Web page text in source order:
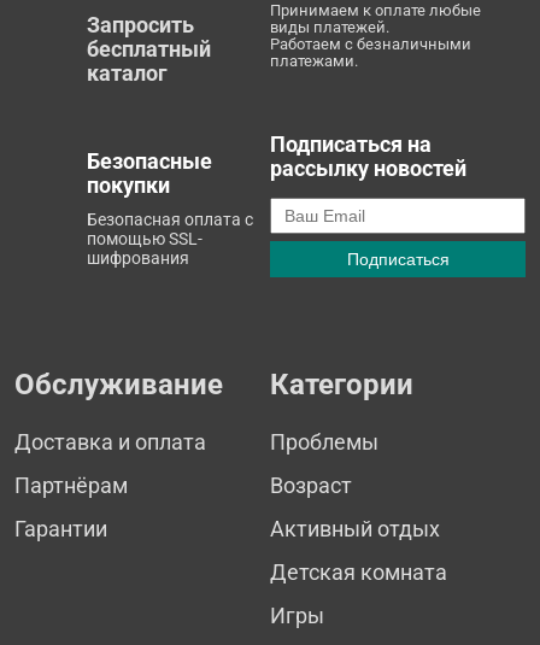
Запросить
бесплатный
каталог
Принимаем к оплате любые
виды платежей.
Работаем с безналичными
платежами.
Безопасные
покупки
Безопасная оплата с
помощью SSL-
шифрования
Подписаться на
рассылку новостей
Обслуживание
Доставка и оплата
Партнёрам
Гарантии
Категории
Проблемы
Возраст
Активный отдых
Детская комната
Игры